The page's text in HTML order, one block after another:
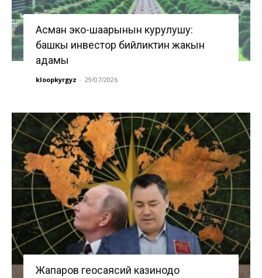
Асман эко-шаарынын курулушу:
башкы инвестор бийликтин жакын
адамы
kloopkyrgyz - 29/07/2026
Жапаров геосаясий казинодо